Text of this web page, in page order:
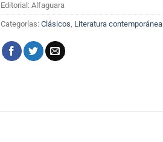
Editorial: Alfaguara
Categorías: Clásicos, Literatura contemporánea